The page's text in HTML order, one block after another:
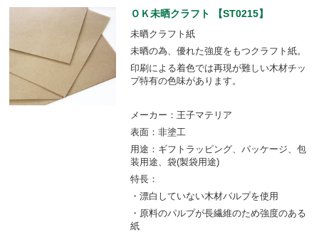
ＯＫ未晒クラフト 【ST0215】
未晒クラフト紙
未晒の為、優れた強度をもつクラフト紙。
印刷による着色では再現が難しい木材チッ
プ特有の色味があります。
メーカー：王子マテリア
表面：非塗工
用途：ギフトラッピング、パッケージ、包
装用途、袋(製袋用途)
特長：
・漂白していない木材パルプを使用
・原料のパルプが長繊維のため強度のある
紙